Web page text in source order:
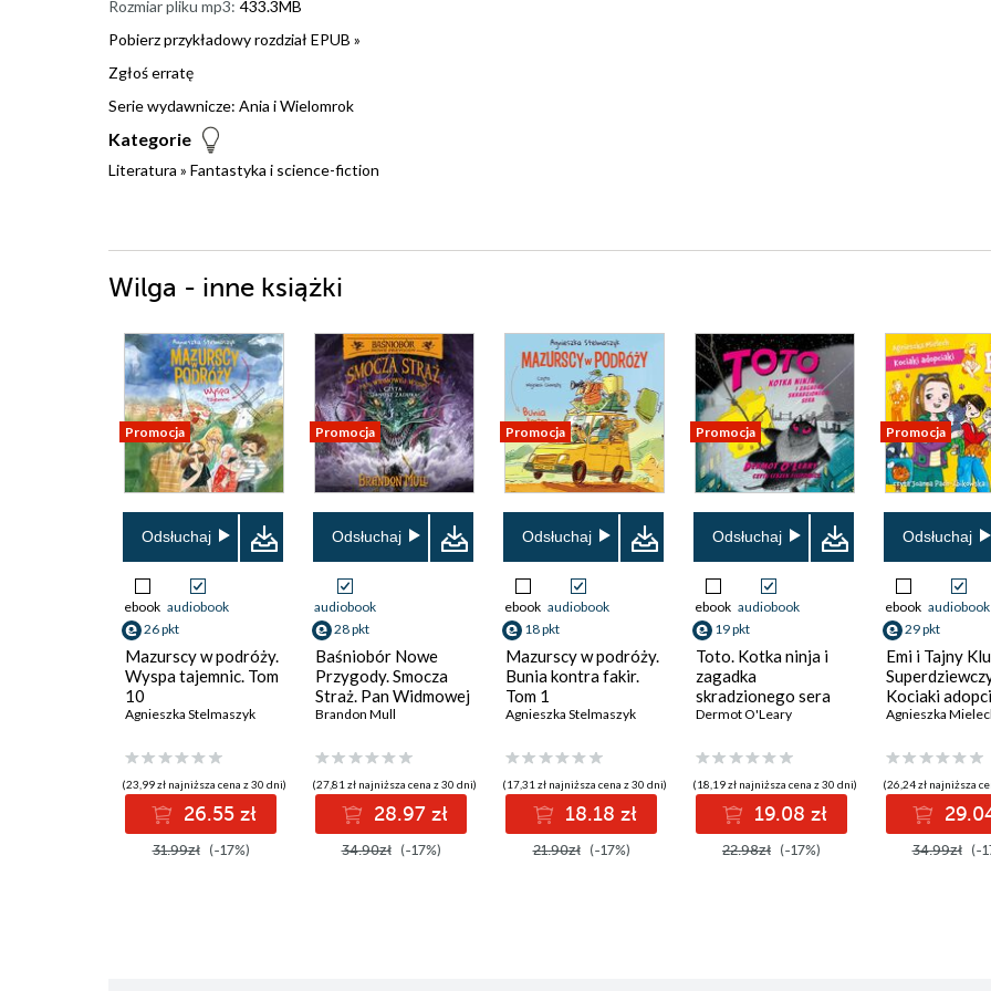
Rozmiar pliku mp3: 433.3MB
Pobierz przykładowy rozdział EPUB »
Zgłoś erratę
Serie wydawnicze: Ania i Wielomrok
Kategorie
Literatura » Fantastyka i science-fiction
Wilga - inne książki
Promocja
Odsłuchaj
ebook audiobook
26 pkt
Mazurscy w podróży.
Wyspa tajemnic. Tom
10
Agnieszka Stelmaszyk
(23,99 zł najniższa cena z 30 dni)
26.55 zł
31.99zł (-17%)
Promocja
Odsłuchaj
audiobook
28 pkt
Baśniobór Nowe
Przygody. Smocza
Straż. Pan Widmowej
Wyspy. Tom 3
Brandon Mull
(27,81 zł najniższa cena z 30 dni)
28.97 zł
34.90zł (-17%)
Promocja
Odsłuchaj
ebook audiobook
18 pkt
Mazurscy w podróży.
Bunia kontra fakir.
Tom 1
Agnieszka Stelmaszyk
(17,31 zł najniższa cena z 30 dni)
18.18 zł
21.90zł (-17%)
Promocja
Odsłuchaj
ebook audiobook
19 pkt
Toto. Kotka ninja i
zagadka
skradzionego sera
Dermot O'Leary
(18,19 zł najniższa cena z 30 dni)
19.08 zł
22.98zł (-17%)
Promocja
Odsłuchaj
ebook audiobook
29 pkt
Emi i Tajny
Kociaki
Agnieszka
(26,24 zł najniższa
34.99zł (-